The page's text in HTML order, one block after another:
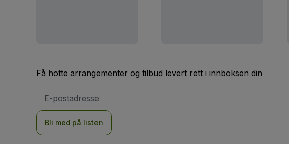
Få hotte arrangementer og tilbud levert rett i innboksen din
postadresse
Bli med på listen